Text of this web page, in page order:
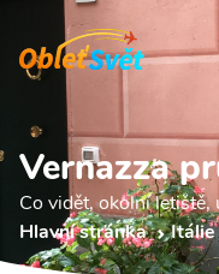
Vernazza
Co vidět, okolní letiště,
Hlavní stránka
Itálie